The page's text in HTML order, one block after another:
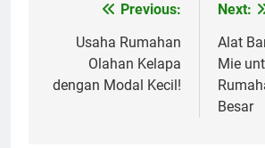
Navigasi
pos
Previous:
Usaha Rumahan
Olahan Kelapa
dengan Modal Kecil!
Next:
Alat
Mie
Besar